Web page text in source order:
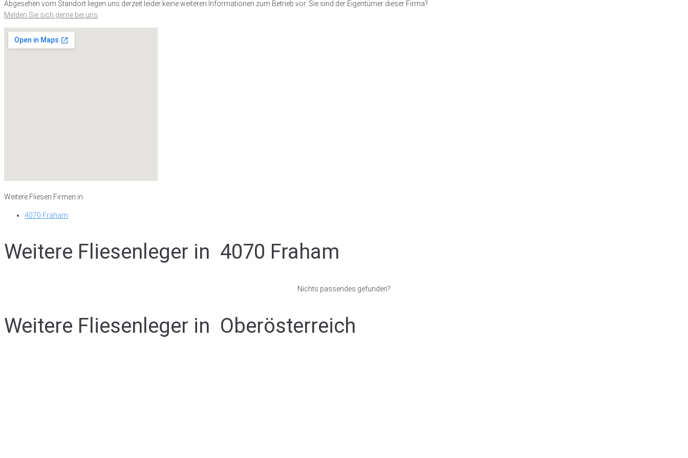
Abgesehen vom Standort liegen uns derzeit leider keine weiteren Informationen zum Betrieb vor. Sie sind der Eigentümer dieser Firma?
Melden Sie sich gerne bei uns
Weitere Fliesen Firmen in
4070 Fraham
Weitere Fliesenleger in 4070 Fraham
Nichts passendes gefunden?
Weitere Fliesenleger in Oberösterreich